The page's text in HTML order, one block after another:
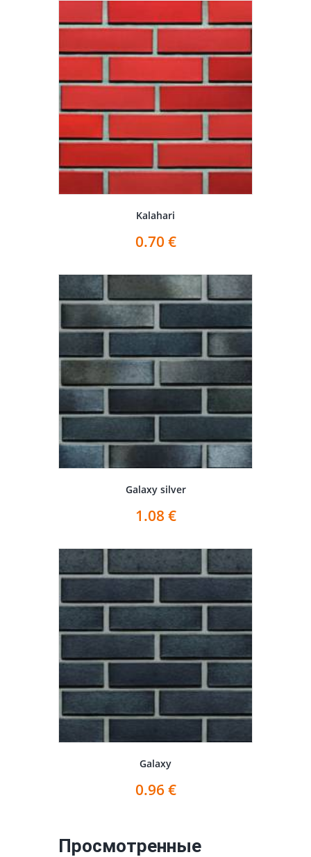
Kalahari
0.70 €
Galaxy silver
1.08 €
Galaxy
0.96€
Просмотренные